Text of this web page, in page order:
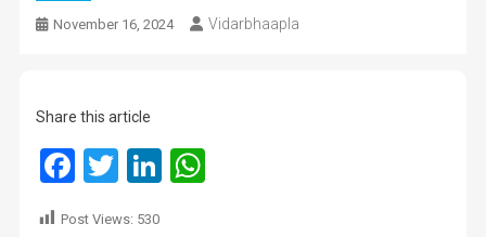
November 16, 2024 Vidarbhaapla
Share this article
Facebook
TwitterLinkedIn
WhatsApp
Post Views: 530